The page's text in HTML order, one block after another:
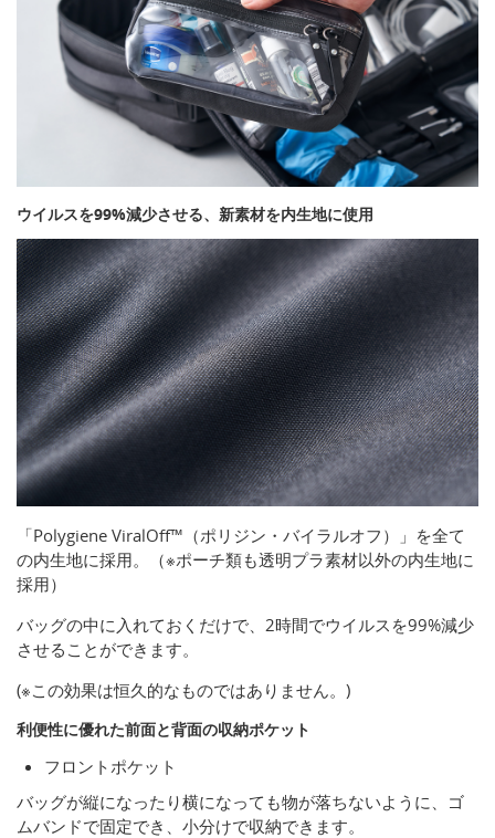
ウイルスを99%減少させる、新素材を内生地に使用
「Polygiene ViralOff™️（ポリジン・バイラルオフ）」を全て
の内生地に採用。（※ポーチ類も透明プラ素材以外の内生地に
採用）
バッグの中に入れておくだけで、2時間でウイルスを99%減少
させることができます。
(※この効果は恒久的なものではありません。)
利便性に優れた前面と背面の収納ポケット
フロントポケット
バッグが縦になったり横になっても物が落ちないように、ゴ
ムバンドで固定でき、小分けで収納できます。